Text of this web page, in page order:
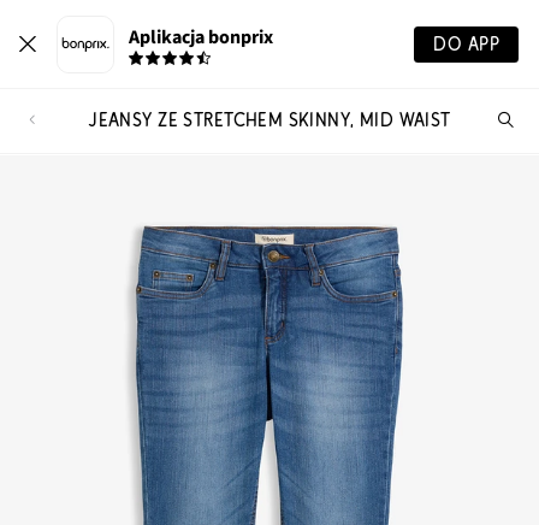
Aplikacja bonprix DO APP
JEANSY ZE STRETCHEM SKINNY, MID WAIST